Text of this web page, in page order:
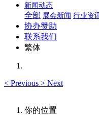
新闻动态
全部 展会新闻 行业资
协办赞助
联系我们
繁体
< Previous > Next
你的位置